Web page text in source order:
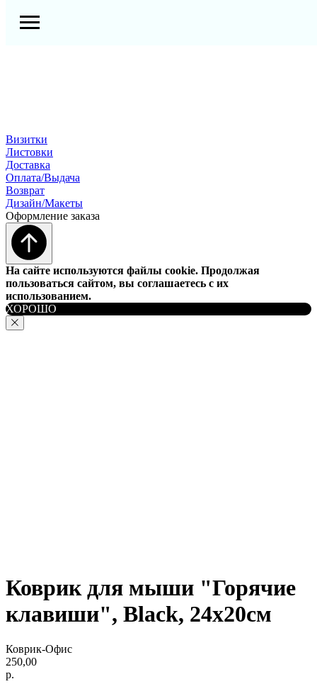
Визитки
Листовки
Доставка
Оплата/Выдача
Возврат
Дизайн/Макеты
Оформление заказа
На сайте используются файлы cookie. Продолжая
пользоваться сайтом, вы соглашаетесь с их
использованием.
ХОРОШО
Коврик для мыши "Горячие
клавиши", Black, 24х20см
Коврик-Офис
250,00
р.